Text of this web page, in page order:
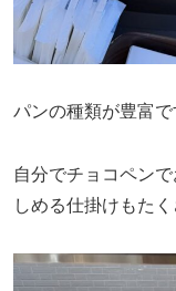
パンの種類が豊富で
自分でチョコペン
しめる仕掛けもた